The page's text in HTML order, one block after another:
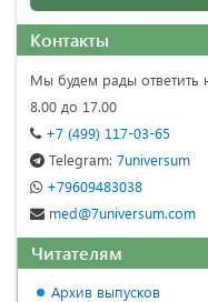
Контакты
Мы будем рады
8.00 до 17.00
+7 (499) 117-03-65
Telegram: 7universum
+79609483038
med@7universum.com
Читателям
Архив выпусков